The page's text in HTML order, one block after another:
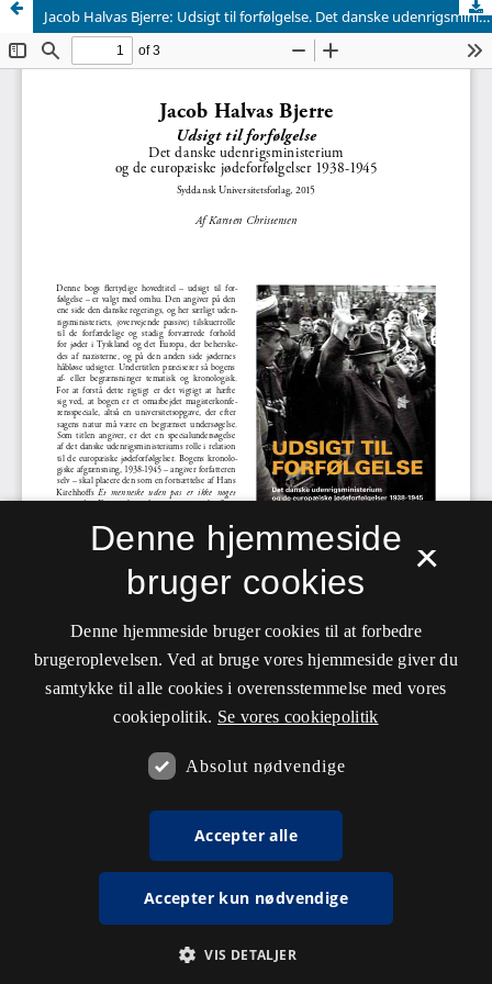
Jacob Halvas Bjerre: Udsigt til forfølgelse. Det danske udenrigsministerium og de europæiske jødeforfølgelser 1938-1945
×
Denne hjemmeside
bruger cookies
Denne hjemmeside bruger cookies til at forbedre
brugeroplevelsen. Ved at bruge vores hjemmeside giver du
samtykke til alle cookies i overensstemmelse med vores
cookiepolitik. Se vores cookiepolitik
Absolut nødvendige
Accepter alle
Accepter kun nødvendige
VIS DETALJER